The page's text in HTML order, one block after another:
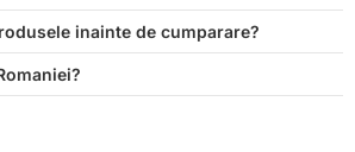
inainte de cumparare?